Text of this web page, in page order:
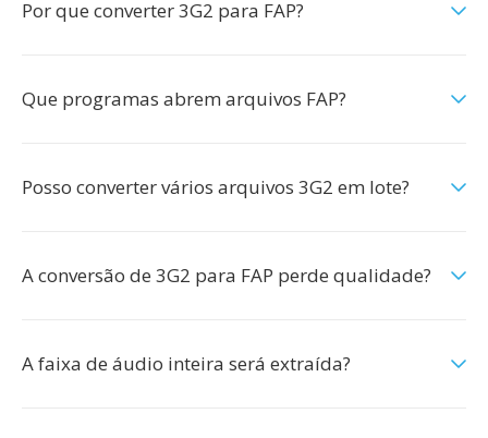
Por que converter 3G2 para FAP?
Que programas abrem arquivos FAP?
Posso converter vários arquivos 3G2 em lote?
A conversão de 3G2 para FAP perde qualidade?
A faixa de áudio inteira será extraída?